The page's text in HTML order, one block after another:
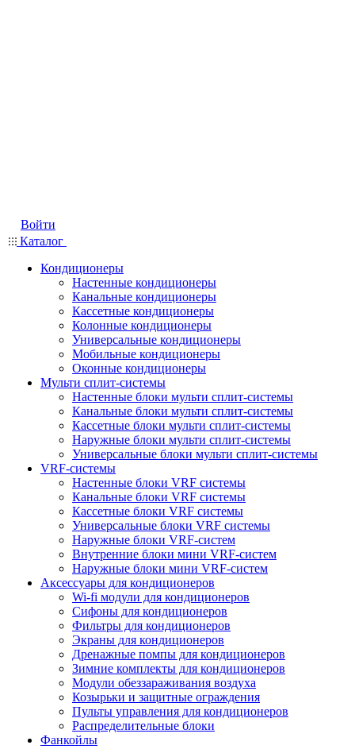
Войти
Каталог
Кондиционеры
Настенные кондиционеры
Канальные кондиционеры
Кассетные кондиционеры
Колонные кондиционеры
Универсальные кондиционеры
Мобильные кондиционеры
Оконные кондиционеры
Мульти сплит-системы
Настенные блоки мульти сплит-системы
Канальные блоки мульти сплит-системы
Кассетные блоки мульти сплит-системы
Наружные блоки мульти сплит-системы
Универсальные блоки мульти сплит-системы
VRF-системы
Настенные блоки VRF системы
Канальные блоки VRF системы
Кассетные блоки VRF системы
Универсальные блоки VRF системы
Наружные блоки VRF-систем
Внутренние блоки мини VRF-систем
Наружные блоки мини VRF-систем
Аксессуары для кондиционеров
Wi-fi модули для кондиционеров
Сифоны для кондиционеров
Фильтры для кондиционеров
Экраны для кондиционеров
Дренажные помпы для кондиционеров
Зимние комплекты для кондиционеров
Модули обеззараживания воздуха
Козырьки и защитные ограждения
Пульты управления для кондиционеров
Распределительные блоки
Фанкойлы